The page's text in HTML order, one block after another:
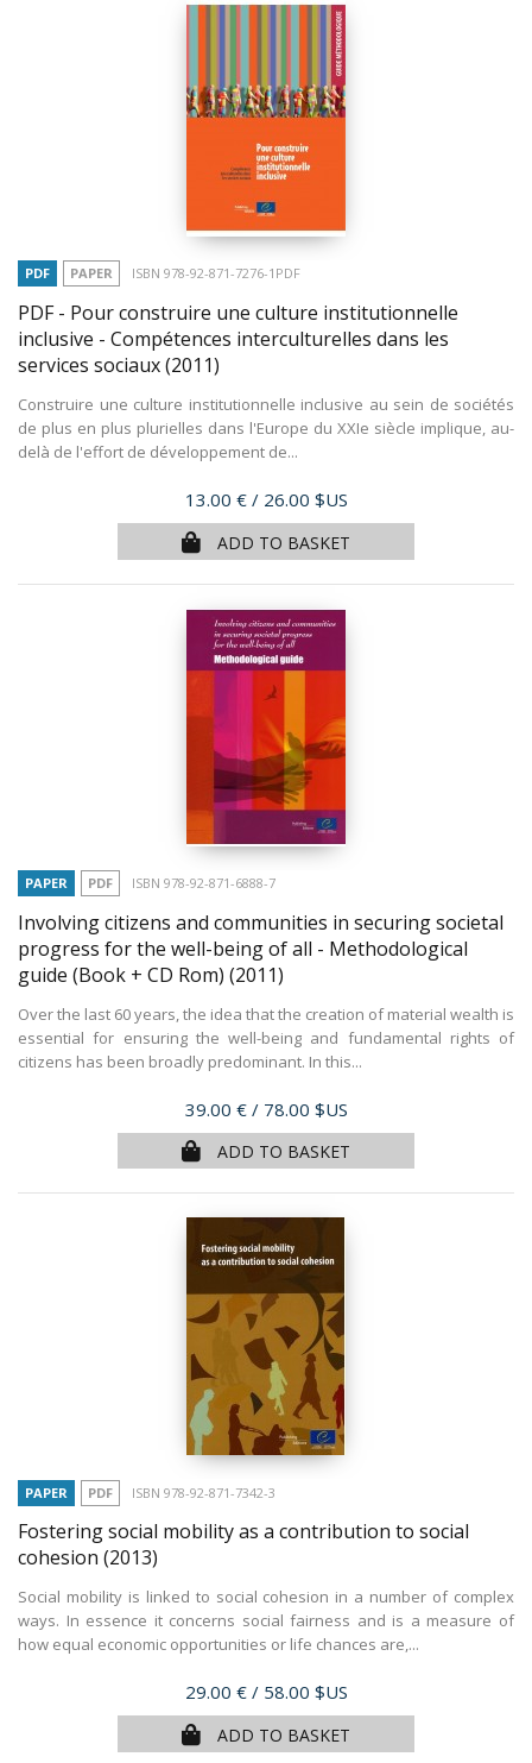
PDF PAPER ISBN 978-92-871-7276-1PDF
PDF - Pour construire une culture institutionnelle
inclusive - Compétences interculturelles dans les
services sociaux(2011)
Construire une culture institutionnelle inclusive au sein de sociétés
de plus en plus plurielles dans l'Europe du XXIe siècle implique, au-
delà de l'effort de développement de...
Price
13.00 € / 26.00 $US
ADD TO BASKET
PAPER PDF ISBN 978-92-871-6888-7
Involving citizens and communities in securing societal
progress for the well-being of all - Methodological
guide (Book + CD Rom) (2011)
Over the last 60 years, the idea that the creation of material wealth is
essential for ensuring the well-being and fundamental rights of
citizens has been broadly predominant. In this...
Price
39.00 € / 78.00 $US
ADD TO BASKET
PAPER PDF ISBN 978-92-871-7342-3
Fostering social mobility as a contribution to social
cohesion (2013)
Social mobility is linked to social cohesion in a number of complex
ways. In essence it concerns social fairness and is a measure of
how equal economic opportunities or life chances are,...
Price
29.00 € / 58.00 $US
ADD TO BASKET